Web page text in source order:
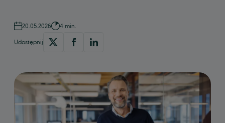
20.05.2026 4 min.
Udostępnij